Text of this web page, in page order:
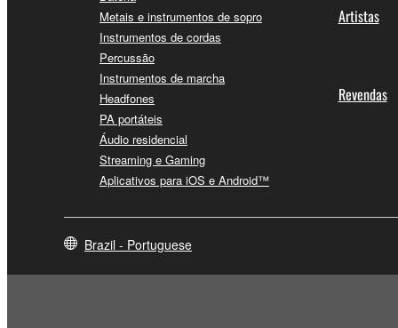
Metais e instrumentos de sopro
Instrumentos de cordas
Percussão
Instrumentos de marcha
Headfones
PA portáteis
Áudio residencial
Streaming e Gaming
Aplicativos para iOS e Android™
Artistas
Revendas
Brazil - Portuguese